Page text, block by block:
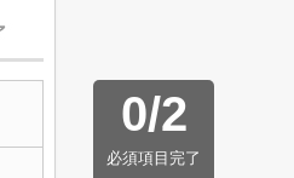
0/2
必須項目完了